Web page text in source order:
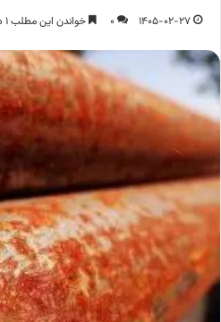
1405-02-27
0 خواندن این مطلب 1 دقیقه زمان میبرد